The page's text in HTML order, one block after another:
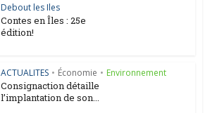
Debout les Iles
Contes en Îles : 25e
édition!
ACTUALITES • Économie • Environnement
Consignaction détaille
l’implantation de son...